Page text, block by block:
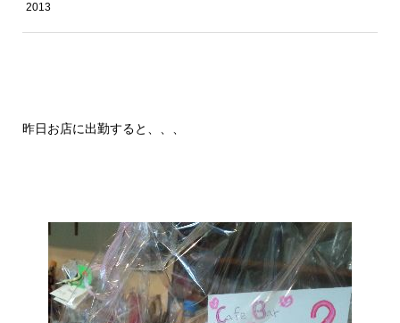
2013
昨日お店に出勤すると、、、